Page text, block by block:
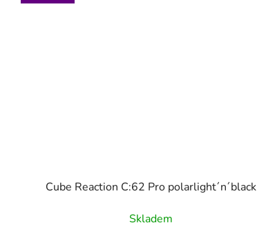
Cube Reaction C:62 Pro polarlight´n´black
Skladem